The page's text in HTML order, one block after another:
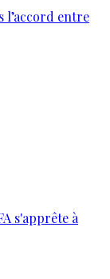
l’accord entre
s'apprête à